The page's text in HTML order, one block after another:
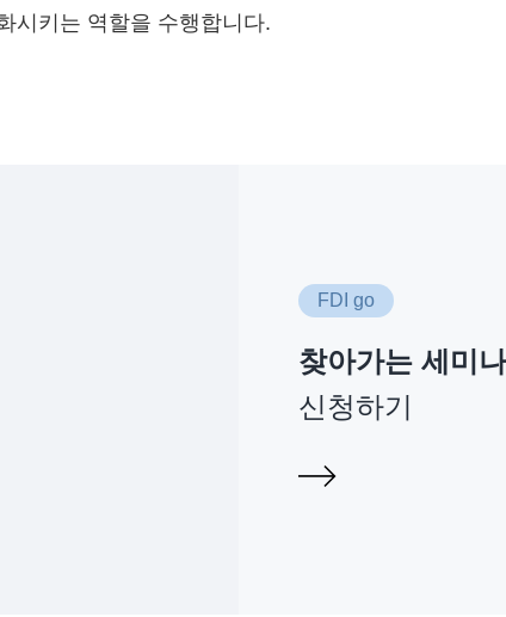
시키는 역할을 수행합니다.
FDI go
찾아가는 세미나
신청하기